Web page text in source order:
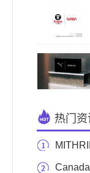
热门资
通 乐享英